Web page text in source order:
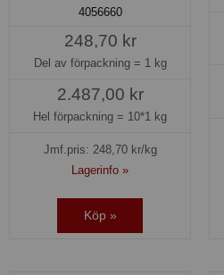
4056660
248,70 kr
Del av förpackning = 1 kg
2.487,00 kr
Hel förpackning = 10*1 kg
Jmf.pris: 248,70kr/kg
Lagerinfo »
Köp »